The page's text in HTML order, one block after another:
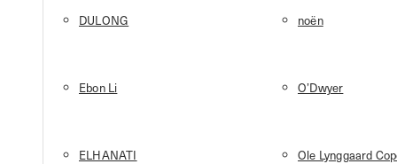
DULONG
Ebon Li
ELHANATI
noën
O’Dwyer
Ole Lynggaard